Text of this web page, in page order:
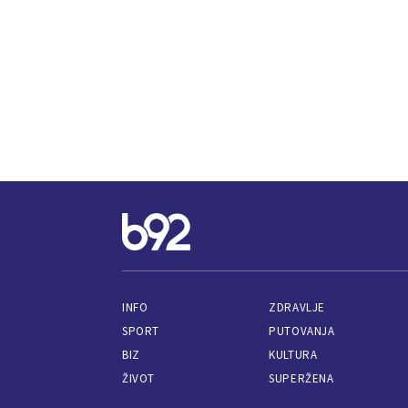
INFO
SPORT
BIZ
ŽIVOT
ZDRAVLJE
PUTOVANJA
KULTURA
SUPERŽENA